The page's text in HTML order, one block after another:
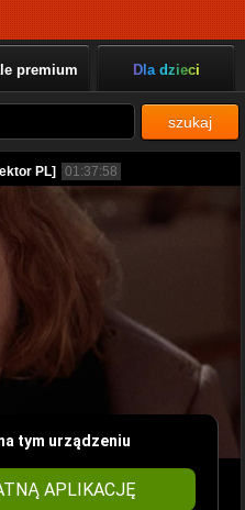
premium Dla dzieci
szukaj
PL] 01:37:58
tym urządzeniu
APLIKACJĘ